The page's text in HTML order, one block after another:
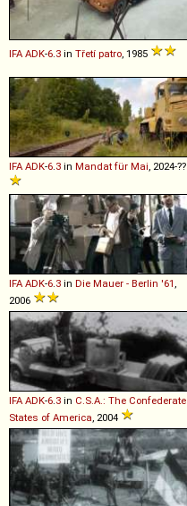
IFA ADK-6 3 in Třetí patro , 1985
IFA ADK-6 3 in Mandat für Mai , 2024-??
IFA ADK-6 3 in Die Mauer - Berlin '61
2006
IFA ADK-6 3 in C.S.A.: The Confederate
States of America , 2004